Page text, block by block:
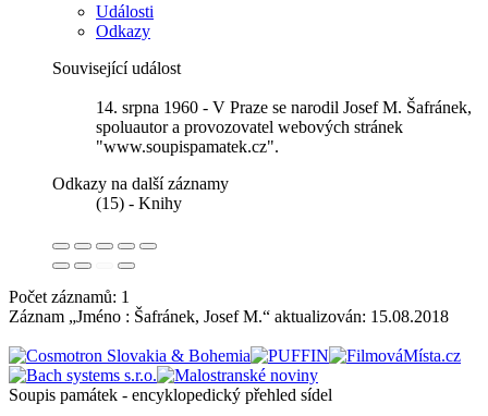
Události
Odkazy
Související událost
14. srpna 1960 - V Praze se narodil Josef M. Šafránek,
spoluautor a provozovatel webových stránek
"www.soupispamatek.cz".
Odkazy na další záznamy
(15) - Knihy
Počet záznamů: 1
Záznam „Jméno : Šafránek, Josef M.“ aktualizován: 15.08.2018
Soupis památek - encyklopedický přehled sídel